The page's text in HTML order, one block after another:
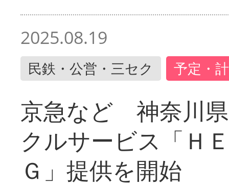
2025.08.19
民鉄・公営・三セク 予定・
京急など 神奈川
クルサービス「Ｈ
Ｇ」提供を開始